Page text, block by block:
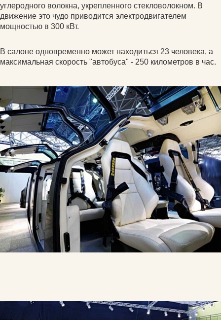
углеродного волокна, укрепленного стекловолокном. В
движение это чудо приводится электродвигателем
мощностью в 300 кВт.
В салоне одновременно может находиться 23 человека, а
максимальная скорость "автобуса" - 250 километров в час.